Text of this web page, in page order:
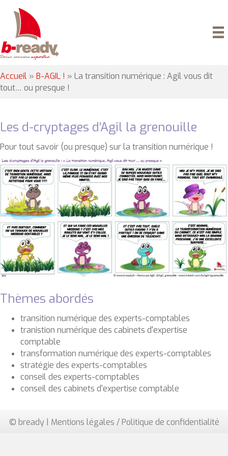
Accueil » B-AGIL ! » La transition numérique : Agil vous dit
tout… ou presque !
Les d-cryptages d’Agil la grenouille
Pour tout savoir (ou presque) sur la transition numérique !
Thèmes abordés
transition numérique des experts-comptables
tranistion numérique des cabinets d'expertise
comptable
transformation numérique des experts-comptables
stratégie des experts-comptables
conseil des experts-comptables
conseil des cabinets d'expertise comptable
© bready | Mentions légales / Politique de confidentialité